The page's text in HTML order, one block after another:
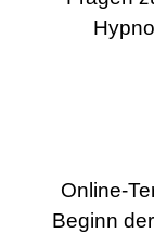
Online-
Beginn